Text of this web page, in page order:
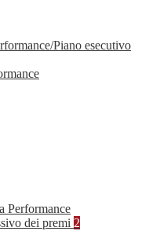
Piano esecutivo
Performance
dei premi 2